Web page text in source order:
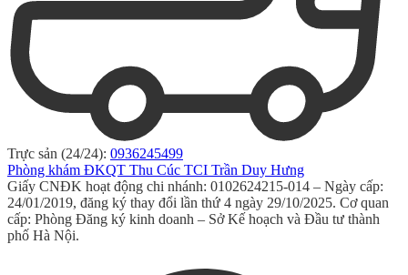
Trực sản (24/24): 0936245499
Phòng khám ĐKQT Thu Cúc TCI Trần Duy Hưng
Giấy CNĐK hoạt động chi nhánh: 0102624215-014 – Ngày cấp:
24/01/2019, đăng ký thay đổi lần thứ 4 ngày 29/10/2025. Cơ quan
cấp: Phòng Đăng ký kinh doanh – Sở Kế hoạch và Đầu tư thành
phố Hà Nội.